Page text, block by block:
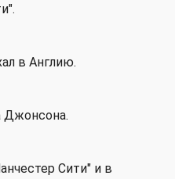
в Англию.
Джонсона.
Сити" и в